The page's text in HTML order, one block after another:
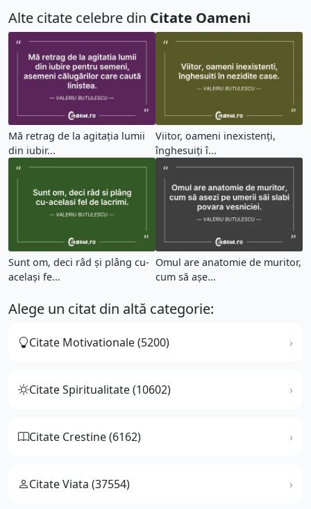
Alte citate celebre din Citate Oameni
Mă retrag de la agitația lumii
din iubir...
Viitor, oameni inexistenți,
înghesuiți î...
Sunt om, deci râd și plâng cu-
același fe...
Omul are anatomie de muritor,
cum să așe...
Alege un citat din altă categorie:
Citate Motivationale (5200)
Citate Spiritualitate (10602)
Citate Crestine (6162)
Citate Viata (37554)